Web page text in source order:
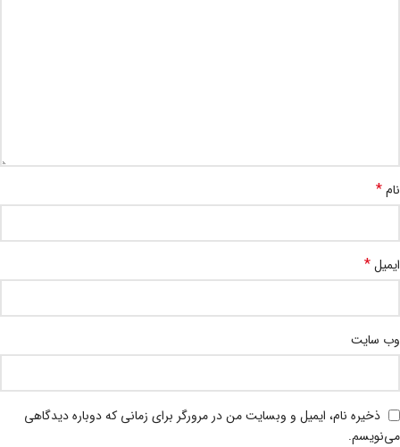
نام*
ایمیل*
وب‌ سایت
ذخیره نام، ایمیل و وبسایت من در مرورگر برای زمانی که دوباره دیدگاهی
می‌نویسم.